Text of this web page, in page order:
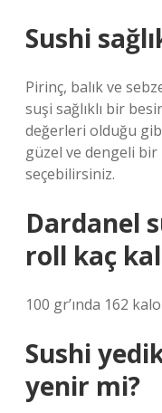
Sushi
Pirinç, balık ve
suşi sağlıklı bir
değerleri olduğu
güzel ve dengeli bir
seçebilirsiniz.
Dardanel
roll kaç
100 gr’ında 162
Sushi
yenir mi?